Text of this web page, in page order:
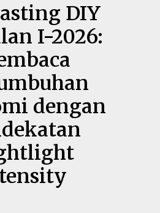
DIY
I-2026:
dengan